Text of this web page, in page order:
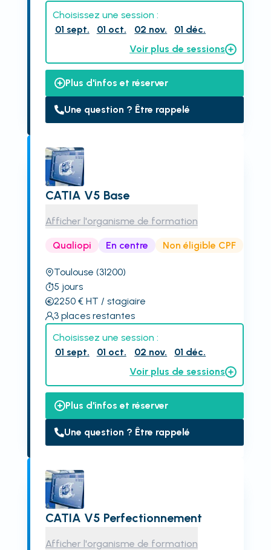
Choisissez une session :
01 sept.
01 oct. 02 nov.
01 déc.
Voir plus de sessions
Plus d'infos et réserver
Une question ? Être rappelé
CATIA V5 Base
Afficher l'organisme de formation
Qualiopi En centre Non éligible CPF
Toulouse (31200)
5 jours
2250€ HT / stagiaire
3 places restantes
Choisissez une session :
01 sept.
01 oct. 02 nov.
01 déc.
Voir plus de sessions
Plus d'infos et réserver
Une question ? Être rappelé
CATIA V5 Perfectionnement
Afficher l'organisme de formation